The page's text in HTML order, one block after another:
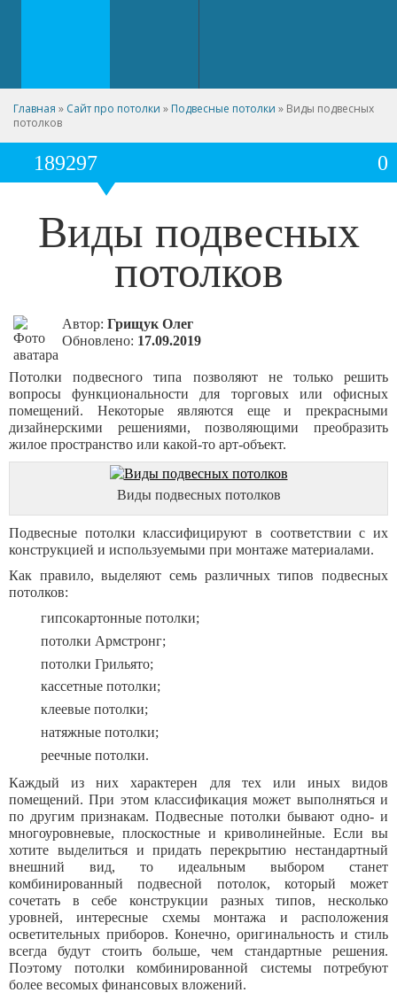
Главная » Сайт про потолки » Подвесные потолки » Виды подвесных
потолков
189297 0
Виды подвесных
потолков
Автор: Грищук Олег
Обновлено: 17.09.2019
Потолки подвесного типа позволяют не только решить
вопросы функциональности для торговых или офисных
помещений. Некоторые являются еще и прекрасными
дизайнерскими решениями, позволяющими преобразить
жилое пространство или какой-то арт-объект.
Виды подвесных потолков
Подвесные потолки классифицируют в соответствии с их
конструкцией и используемыми при монтаже материалами.
Как правило, выделяют семь различных типов подвесных
потолков:
гипсокартонные потолки;
потолки Армстронг;
потолки Грильято;
кассетные потолки;
клеевые потолки;
натяжные потолки;
реечные потолки.
Каждый из них характерен для тех или иных видов
помещений. При этом классификация может выполняться и
по другим признакам. Подвесные потолки бывают одно- и
многоуровневые, плоскостные и криволинейные. Если вы
хотите выделиться и придать перекрытию нестандартный
внешний вид, то идеальным выбором станет
комбинированный подвесной потолок, который может
сочетать в себе конструкции разных типов, несколько
уровней, интересные схемы монтажа и расположения
осветительных приборов. Конечно, оригинальность и стиль
всегда будут стоить больше, чем стандартные решения.
Поэтому потолки комбинированной системы потребуют
более весомых финансовых вложений.